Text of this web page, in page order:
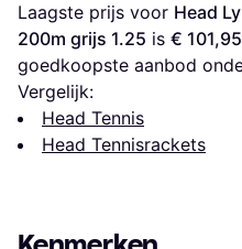
Laagste prijs voor Head
200m grijs 1.25 is € 101,95
goedkoopste aanbod
Vergelijk:
Head Tennis
Head Tennisrackets